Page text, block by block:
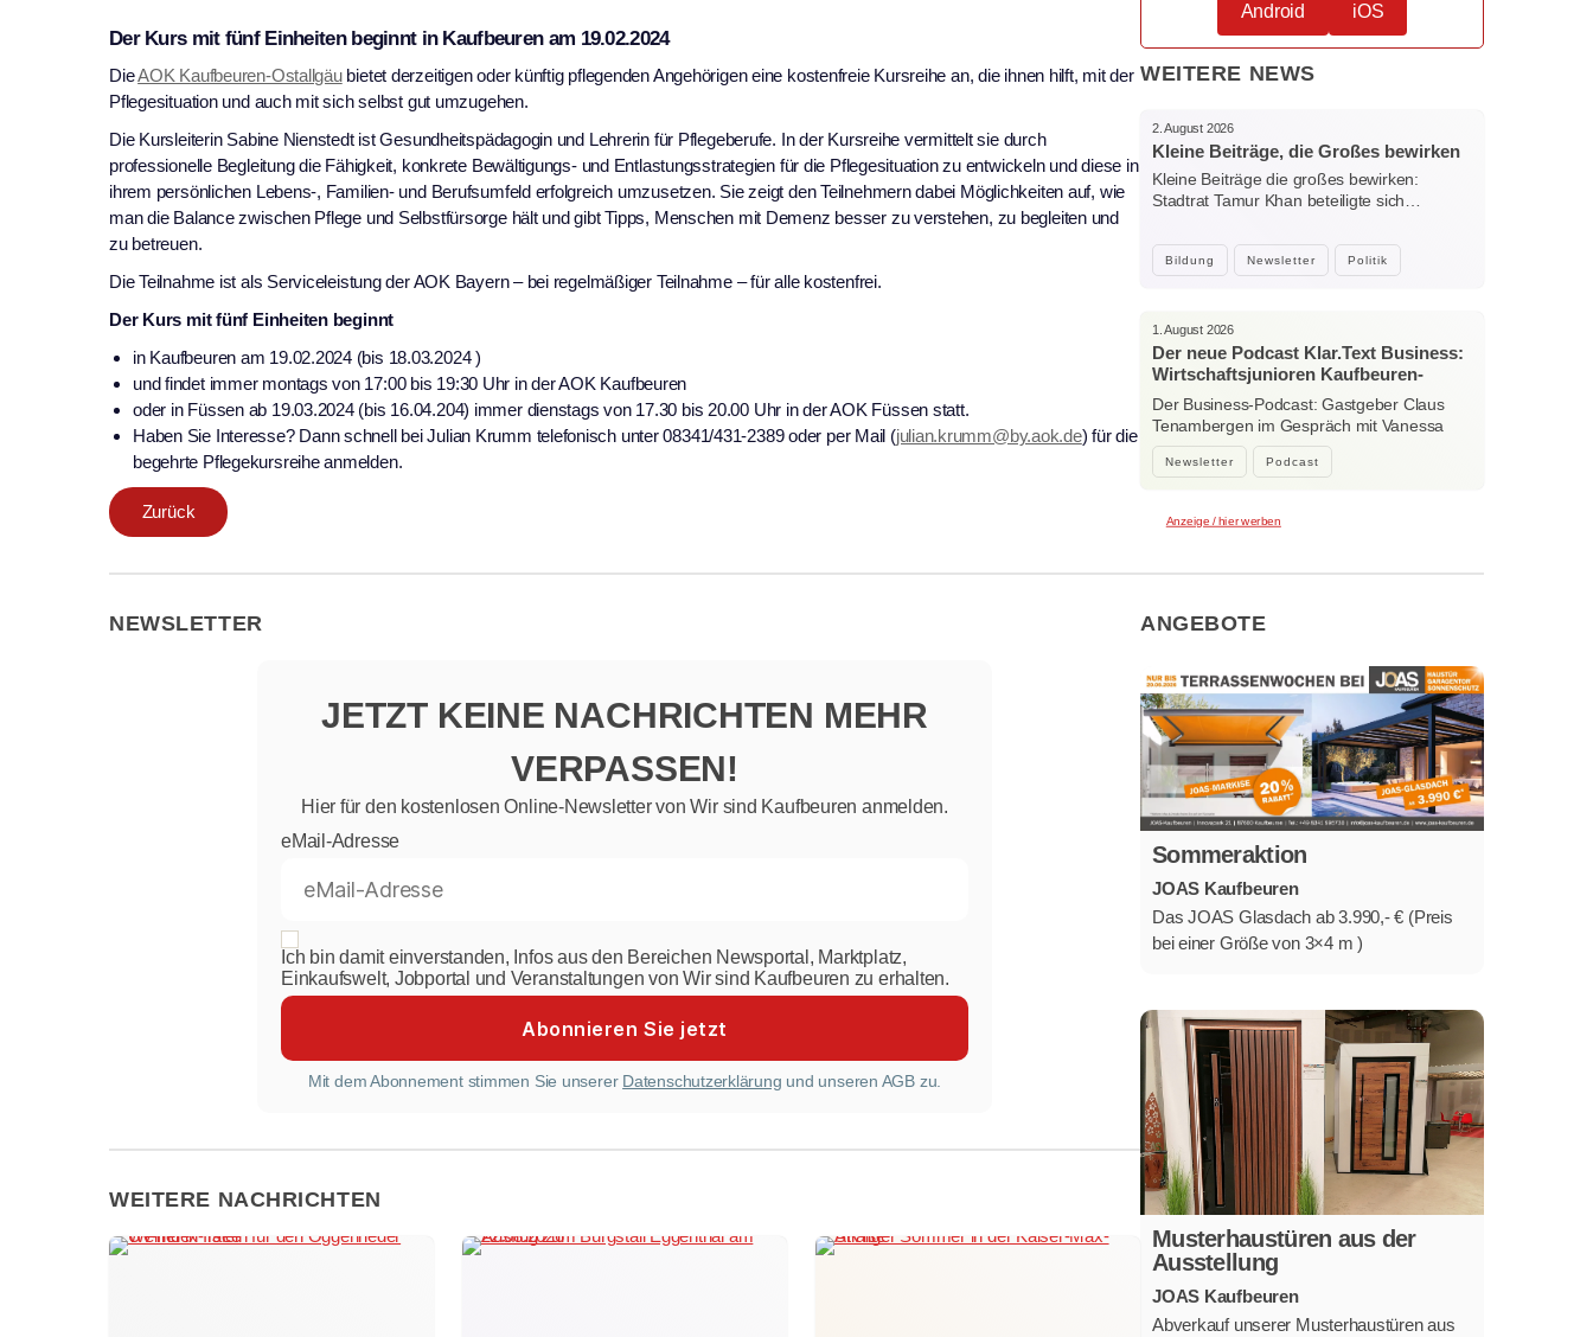
Der Kurs mit fünf Einheiten beginnt in Kaufbeuren am 19.02.2024
DieAOK Kaufbeuren-Ostallgäubietet derzeitigen oder künftig pflegenden Angehörigen eine kostenfreie Kursreihe an, die ihnen hilft, mit der
Pflegesituation und auch mit sich selbst gut umzugehen.
Die Kursleiterin Sabine Nienstedt ist Gesundheitspädagogin und Lehrerin für Pflegeberufe. In der Kursreihe vermittelt sie durch
professionelle Begleitung die Fähigkeit, konkrete Bewältigungs- und Entlastungsstrategien für die Pflegesituation zu entwickeln und diese in
ihrem persönlichen Lebens-, Familien- und Berufsumfeld erfolgreich umzusetzen. Sie zeigt den Teilnehmern dabei Möglichkeiten auf, wie
man die Balance zwischen Pflege und Selbstfürsorge hält und gibt Tipps, Menschen mit Demenz besser zu verstehen, zu begleiten und
zu betreuen.
Die Teilnahme ist als Serviceleistung der AOK Bayern – bei regelmäßiger Teilnahme – für alle kostenfrei.
Der Kurs mit fünf Einheiten beginnt
in Kaufbeuren am 19.02.2024 (bis 18.03.2024 )
und findet immer montags von 17:00 bis 19:30 Uhr in der AOK Kaufbeuren
oder in Füssen ab 19.03.2024 (bis 16.04.204) immer dienstags von 17.30 bis 20.00 Uhr in der AOK Füssen statt.
Haben Sie Interesse? Dann schnell bei Julian Krumm telefonisch unter 08341/431-2389 oder per Mail (julian.krumm@by.aok.de) für die
begehrte Pflegekursreihe anmelden.
Zurück
NEWSLETTER
JETZT KEINE NACHRICHTEN MEHR
VERPASSEN!
Hier für den kostenlosen Online-Newsletter von Wir sind Kaufbeuren anmelden.
eMail-Adresse
Ich bin damit einverstanden, Infos aus den Bereichen Newsportal, Marktplatz,
Einkaufswelt, Jobportal und Veranstaltungen von Wir sind Kaufbeuren zu erhalten.
Mit dem Abonnement stimmen Sie unserer Datenschutzerklärung und unseren AGB zu.
WEITERE NACHRICHTEN
Android iOS
WEITERE NEWS
Bildung Newsletter Politik
2. August 2026
Kleine Beiträge, die Großes bewirken
Kleine Beiträge die großes bewirken:
Stadtrat Tamur Khan beteiligte sich…
Newsletter Podcast
1. August 2026
Der neue Podcast Klar.Text Business:
Wirtschaftsjunioren Kaufbeuren-
Ostallgäu – Menschen, Ideen und
starke Verbindungen
Der Business-Podcast: Gastgeber Claus
Tenambergen im Gespräch mit Vanessa
Bockhorni…
Anzeige / hier werben
ANGEBOTE
Sommeraktion
JOAS Kaufbeuren
Das JOAS Glasdach ab 3.990,- € (Preis
bei einer Größe von 3×4 m )
Musterhaustüren aus der
Ausstellung
JOAS Kaufbeuren
Abverkauf unserer Musterhaustüren aus